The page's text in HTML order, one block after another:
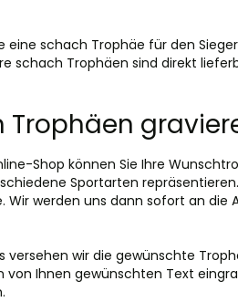
eine schach Trophäe für den
schach Trophäen sind direkt
Trophäen
Shop können Sie Ihre
Sportarten
Wir werden uns dann sofort an
versehen wir die gewünschte
von Ihnen gewünschten Text